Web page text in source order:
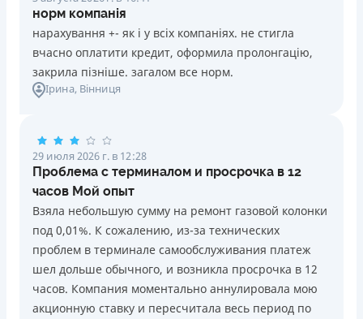
норм компанія
нарахування +- як і у всіх компаніях. не стигла
вчасно оплатити кредит, оформила пролонгацію,
закрила пізніше. загалом все норм.
Ірина, Вінниця
29 июля 2026 г. в 12:28
Проблема с терминалом и просрочка в 12
часов Мой опыт
Взяла небольшую сумму на ремонт газовой колонки
под 0,01%. К сожалению, из-за технических
проблем в терминале самообслуживания платеж
шел дольше обычного, и возникла просрочка в 12
часов. Компания моментально аннулировала мою
акционную ставку и пересчитала весь период по